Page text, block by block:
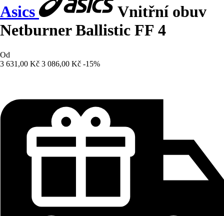
Asics
Vnitřní obuv
Netburner Ballistic FF 4
Od
3 631,00 Kč 3 086,00 Kč -15%